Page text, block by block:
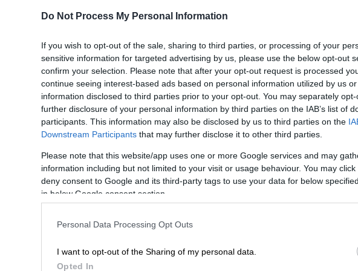
Do Not Process My Personal Information
If you wish to opt-out of the sale, sharing to third parties, or processing of your
sensitive information for targeted advertising by us, please use the below opt-out
confirm your selection. Please note that after your opt-out request is processed
continue seeing interest-based ads based on personal information utilized by us
information disclosed to third parties prior to your opt-out. You may separately
further disclosure of your personal information by third parties on the IAB’s list of
participants. This information may also be disclosed by us to third parties on the
Downstream Participants that may further disclose it to other third parties.
Please note that this website/app uses one or more Google services and may
information including but not limited to your visit or usage behaviour. You may
deny consent to Google and its third-party tags to use your data for below
in below Google consent section.
Personal Data Processing Opt Outs
I want to opt-out of the Sharing of my personal data.
Opted In
Οι ηχομπάρες της Creative έχουν τη
λάτρεις των σπορ εκεί που γίνεται το
παιχνίδι
Κόσμος|19.10.2022 18:52
Απόρρητη έκθεση «βόμβα» για τον
τουρκικό στρατό: Τεράστιες
ελλείψεις σε μάχιμους και
εξοπλισμό – Τι αποκαλύπτει το
Nordic Monitor
Για λύσεις φωνάζουν οι Τούρκοι
διοικητές - «Οι χερσαίες δυνάμεις θα
πρέπει να εκσυγχρονιστούν γρήγορα»